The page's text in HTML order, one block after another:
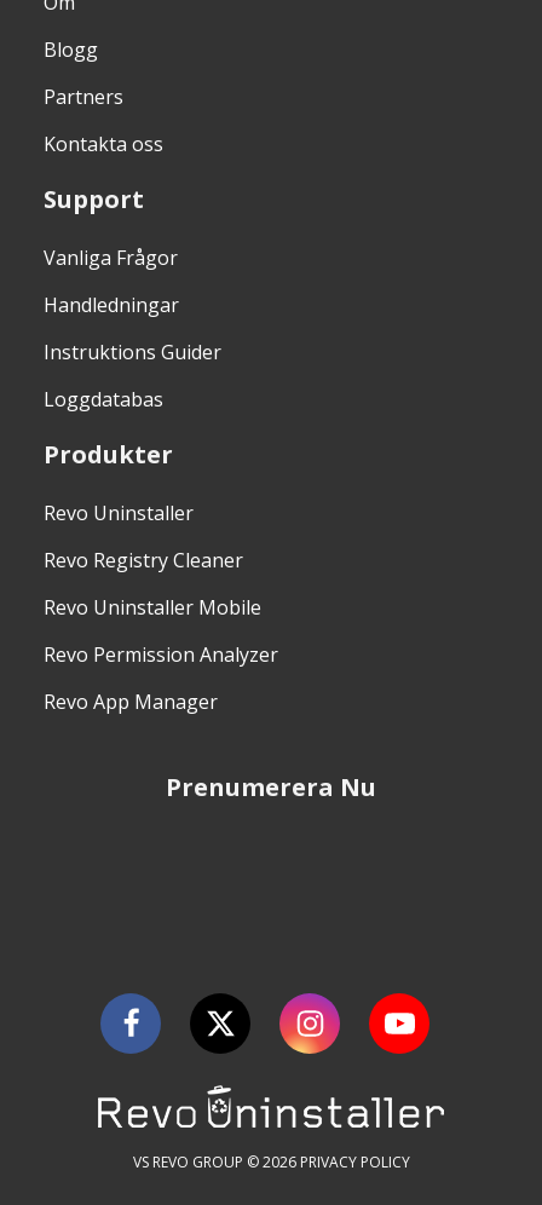
Blogg
Partners
Kontakta oss
Support
Vanliga Frågor
Handledningar
Instruktions Guider
Loggdatabas
Produkter
Revo Uninstaller
Revo Registry Cleaner
Revo Uninstaller Mobile
Revo Permission Analyzer
Revo App Manager
Prenumerera Nu
VS REVO GROUP © 2026 PRIVACY POLICY